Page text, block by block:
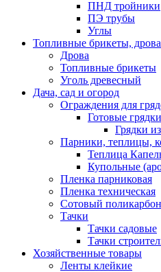
ПНД тройники
ПЭ трубы
Углы
Топливные брикеты,
Дрова
Топливные брикеты
Уголь древесный
Дача, сад и огород
Ограждения для
Готовые грядки
Грядки
Парники, теплицы,
Теплица
Купольные
Пленка парниковая
Пленка техническая
Сотовый
Тачки
Тачки садовые
Тачки
Хозяйственные товары
Ленты клейкие